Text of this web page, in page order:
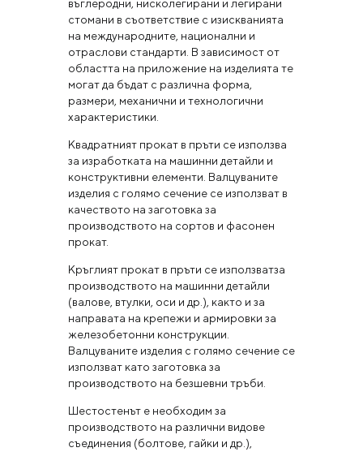
въглеродни, нисколегирани и легирани
стомани в съответствие с изискванията
на международните, национални и
отраслови стандарти. В зависимост от
областта на приложение на изделията те
могат да бъдат с различна форма,
размери, механични и технологични
характеристики.
Квадратният прокат в пръти се използва
за изработката на машинни детайли и
конструктивни елементи. Валцуваните
изделия с голямо сечение се използват в
качеството на заготовка за
производството на сортов и фасонен
прокат.
Кръглият прокат в пръти се използватза
производството на машинни детайли
(валове, втулки, оси и др.), както и за
направата на крепежи и армировки за
железобетонни конструкции.
Валцуваните изделия с голямо сечение се
използват като заготовка за
производството на безшевни тръби.
Шестостенът е необходим за
производството на различни видове
съединения (болтове, гайки и др.),